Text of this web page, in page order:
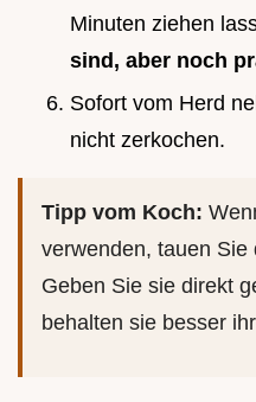
Minuten ziehen
sind, aber noch
Sofort vom Herd
nicht zerkochen.
Tipp vom Koch:
verwenden, tauen Sie
Geben Sie sie direkt
behalten sie besser